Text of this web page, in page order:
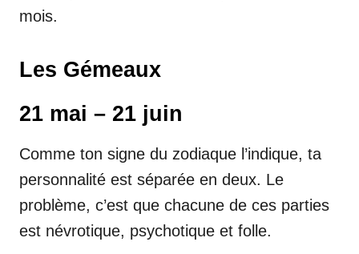
mois.
Les Gémeaux
21 mai – 21 juin
Comme ton signe du zodiaque l’indique, ta
personnalité est séparée en deux. Le
problème, c’est que chacune de ces parties
est névrotique, psychotique et folle.